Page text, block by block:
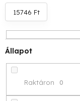
e
n
d
e
15746 Ft
Állapot
Raktáron 0